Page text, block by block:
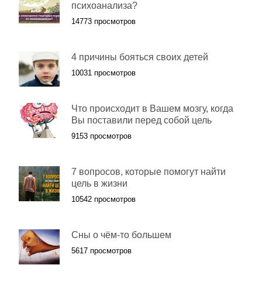
психоанализа?
14773 просмотров
4 причины бояться своих детей
10031 просмотров
Что происходит в Вашем мозгу, когда
Вы поставили перед собой цель
9153 просмотров
7 вопросов, которые помогут найти
цель в жизни
10542 просмотров
Сны о чём-то большем
5617 просмотров